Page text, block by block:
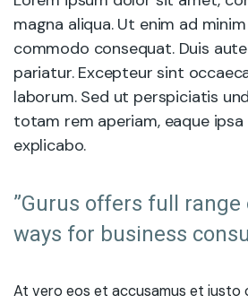
magna aliqua. Ut enim ad
commodo consequat. Duis
pariatur. Excepteur sint
laborum. Sed ut perspiciatis
totam rem aperiam, eaque
explicabo.
”Gurus offers full
ways for business
At vero eos et accusamus et iusto